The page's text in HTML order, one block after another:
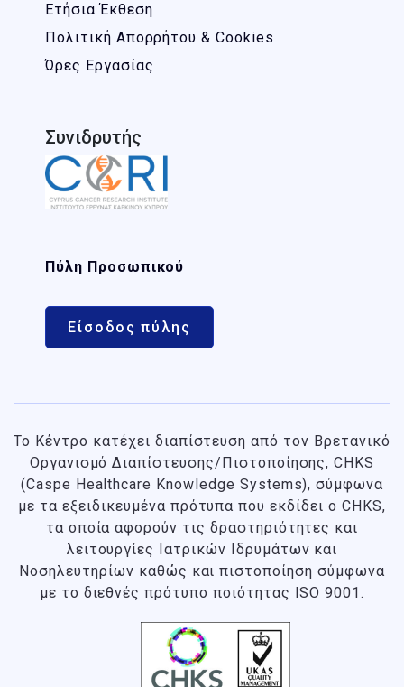
Ετήσια Έκθεση
Πολιτική Απορρήτου & Cookies
Ώρες Εργασίας
Συνιδρυτής
Πύλη Προσωπικού
Είσοδος πύλης
Το Κέντρο κατέχει διαπίστευση από τον Βρετανικό
Οργανισμό Διαπίστευσης/Πιστοποίησης, CHKS
(Caspe Healthcare Knowledge Systems), σύμφωνα
με τα εξειδικευμένα πρότυπα που εκδίδει ο CHKS,
τα οποία αφορούν τις δραστηριότητες και
λειτουργίες Ιατρικών Ιδρυμάτων και
Νοσηλευτηρίων καθώς και πιστοποίηση σύμφωνα
με το διεθνές πρότυπο ποιότητας ISO 9001.